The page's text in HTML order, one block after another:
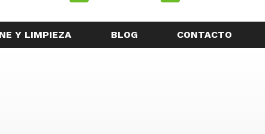
Y LIMPIEZA BLOG CONTACTO